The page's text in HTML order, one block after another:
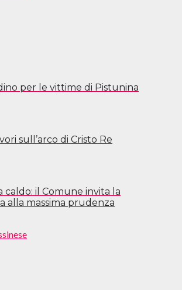
per le vittime di Pistunina
sull’arco di Cristo Re
caldo: il Comune invita la
alla massima prudenza